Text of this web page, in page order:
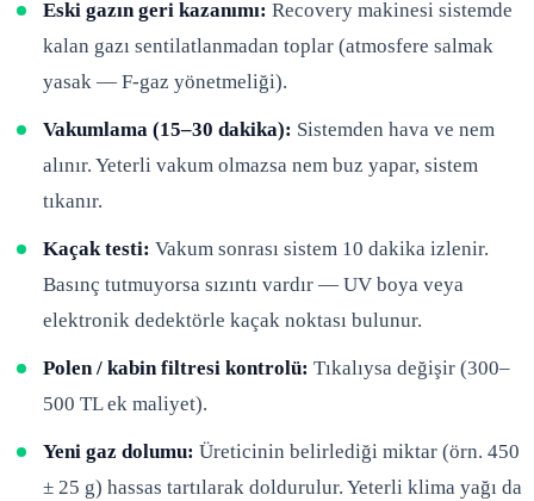
Eski gazın geri kazanımı: Recovery makinesi sistemde
kalan gazı sentilatlanmadan toplar (atmosfere salmak
yasak — F-gaz yönetmeliği).
Vakumlama (15–30 dakika): Sistemden hava ve nem
alınır. Yeterli vakum olmazsa nem buz yapar, sistem
tıkanır.
Kaçak testi: Vakum sonrası sistem 10 dakika izlenir.
Basınç tutmuyorsa sızıntı vardır — UV boya veya
elektronik dedektörle kaçak noktası bulunur.
Polen / kabin filtresi kontrolü: Tıkalıysa değişir (300–
500 TL ek maliyet).
Yeni gaz dolumu: Üreticinin belirlediği miktar (örn. 450
± 25 g) hassas tartılarak doldurulur. Yeterli klima yağı da